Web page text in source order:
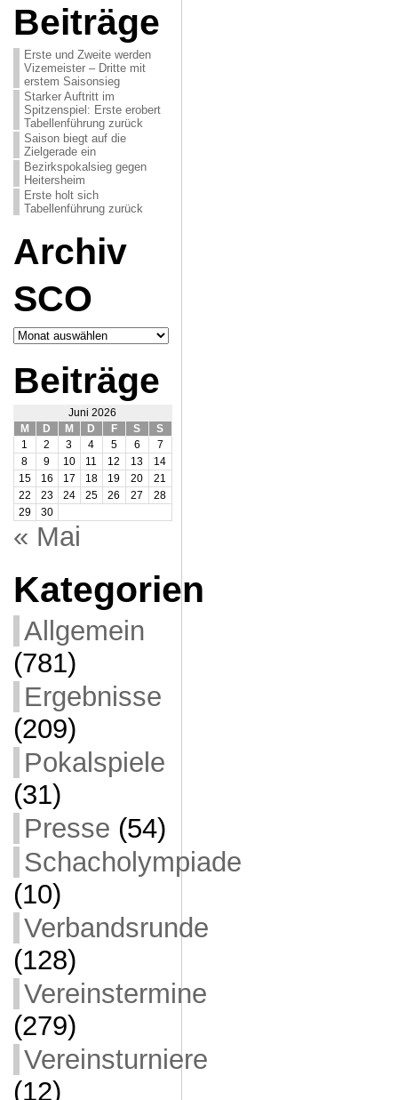
Beiträge
Erste und Zweite werden
Vizemeister – Dritte mit
erstem Saisonsieg
Starker Auftritt im
Spitzenspiel: Erste erobert
Tabellenführung zurück
Saison biegt auf die
Zielgerade ein
Bezirkspokalsieg gegen
Heitersheim
Erste holt sich
Tabellenführung zurück
Archiv
SCO
Archiv
SCO
Beiträge
Juni 2026
M
D M D F S
S
1
2 3 4 5 6
7
8
9 10 11 12 13
14
15
16 17 18 19 20
21
22
23 24 25 26 27
28
29
30
« Mai
Kategorien
Allgemein
(781)
Ergebnisse
(209)
Pokalspiele
(31)
Presse (54)
Schacholympiade
(10)
Verbandsrunde
(128)
Vereinstermine
(279)
Vereinsturniere
(12)